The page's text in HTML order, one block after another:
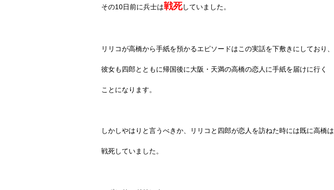
その10日前に兵士は戦死していました。
リリコが高橋から手紙を預かるエピソードはこの実話を下敷きにしており、
彼女も四郎とともに帰国後に大阪・天満の高橋の恋人に手紙を届けに行く
ことになります。
しかしやはりと言うべきか、リリコと四郎が恋人を訪ねた時には既に高橋は
戦死していました。